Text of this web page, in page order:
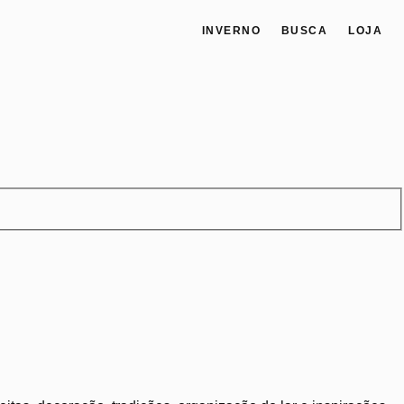
INVERNO BUSCA LOJA